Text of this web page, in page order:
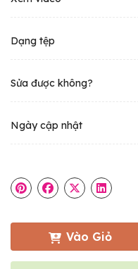
Dạng tệp
Sửa được không?
Ngày cập nhật
Vào Giỏ